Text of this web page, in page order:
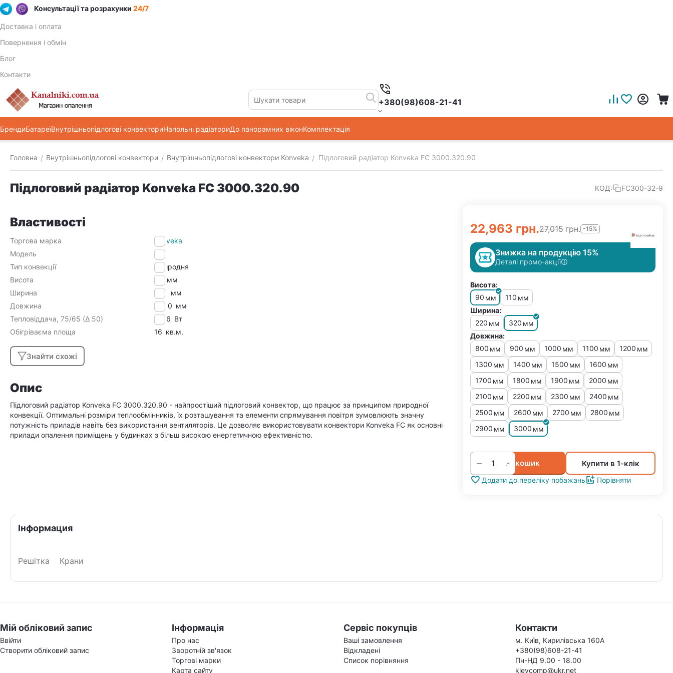
Консультації та розрахунки 24/7
Доставка і оплата
Повернення і обмін
Блог
Контакти
+380(98)608-21-41
БрендиБатареїВнутрішньопідлогові конвекториНапольні радіаториДо панорамних віконКомплектація
Головна / Внутрішньопідлогові конвектори / Внутрішньопідлогові конвектори Konveka / Підлоговий радіатор Konveka FC 3000.320.90
Підлоговий радіатор Konveka FC 3000.320.90 КОД: FC300-32-9
22,963 грн.27,015 грн. -15%
Знижка на продукцію 15%
Деталі промо-акції
Висота:
90 мм 110 мм
Ширина:
220 мм 320 мм
Довжина:
800 мм 900 мм 1000 мм 1100 мм 1200 мм
1300 мм 1400 мм 1500 мм 1600 мм
1700 мм 1800 мм 1900 мм 2000 мм
2100 мм 2200 мм 2300 мм 2400 мм
2500 мм 2600 мм 2700 мм 2800 мм
2900 мм 3000 мм
+
− У кошик Купити в 1-клік
Додати до переліку побажань Порівняти
Властивості
Торгова марка
Konveka
Модель
FC
Тип конвекції
Природня
Висота
90 мм
Ширина
320
мм
Довжина
3000 мм
Тепловіддача, 75/65 (Δ 50)
1256 Вт
Обігріваєма площа
16 кв.м.
Знайти схожі
Опис
Підлоговий радіатор Konveka FC 3000.320.90 - найпростіший підлоговий конвектор, що працює за принципом природної
конвекції. Оптимальні розміри теплообмінників, їх розташування та елементи спрямування повітря зумовлюють значну
потужність приладів навіть без використання вентиляторів. Це дозволяє використовувати конвектори Konveka FC як основні
прилади опалення приміщень у будинках з більш високою енергетичною ефективністю.
Інформация
Решітка Крани
Мій обліковий запис
Ввійти
Створити обліковий запис
Інформація
Про нас
Зворотній зв'язок
Торгові марки
Карта сайту
Сервіс покупців
Ваші замовлення
Відкладені
Список порівняння
Контакти
м. Київ, Кирилівська 160А
+380(98)608-21-41
Пн-НД 9.00 - 18.00
kievcomp@ukr.net